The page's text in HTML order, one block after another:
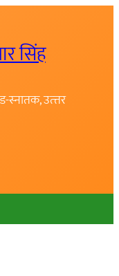
सिंह
उत्त्तर